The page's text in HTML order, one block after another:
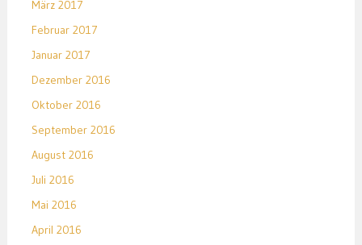
März 2017
Februar 2017
Januar 2017
Dezember 2016
Oktober 2016
September 2016
August 2016
Juli 2016
Mai 2016
April 2016